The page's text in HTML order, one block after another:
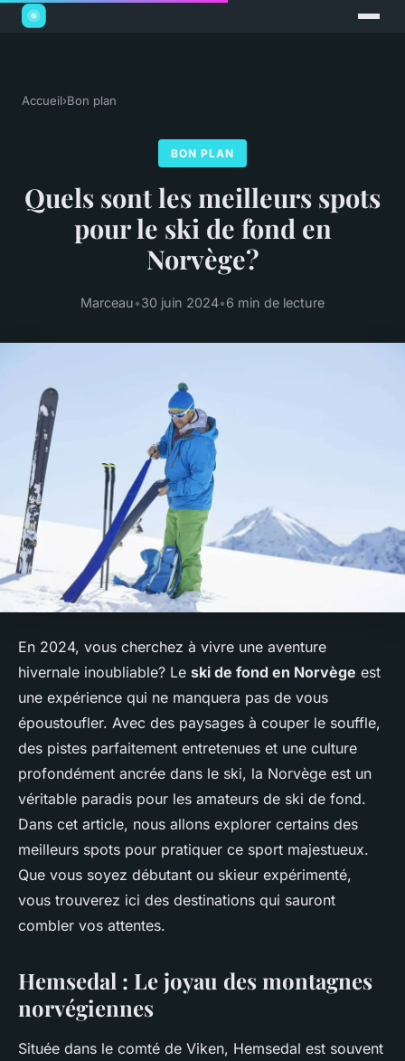
Accueil›Bon plan
BON PLAN
Quels sont les meilleurs spots
pour le ski de fond en
Norvège?
Marceau•30 juin 2024•6 min de lecture
En 2024, vous cherchez à vivre une aventure
hivernale inoubliable? Le ski de fond en Norvège est
une expérience qui ne manquera pas de vous
époustoufler. Avec des paysages à couper le souffle,
des pistes parfaitement entretenues et une culture
profondément ancrée dans le ski, la Norvège est un
véritable paradis pour les amateurs de ski de fond.
Dans cet article, nous allons explorer certains des
meilleurs spots pour pratiquer ce sport majestueux.
Que vous soyez débutant ou skieur expérimenté,
vous trouverez ici des destinations qui sauront
combler vos attentes.
Hemsedal : Le joyau des montagnes
norvégiennes
Située dans le comté de Viken, Hemsedal est souvent